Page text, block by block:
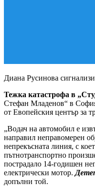
Диана Русинова
Тежка катастрофа в
Стефан Младенов“ в
от Евопейския център за
„Водач на автомобил е
направил неправомерен
непрекъсната линия, с
пътнотранспортно
пострадало 14-годишен
електрически мотор.
допълни той.